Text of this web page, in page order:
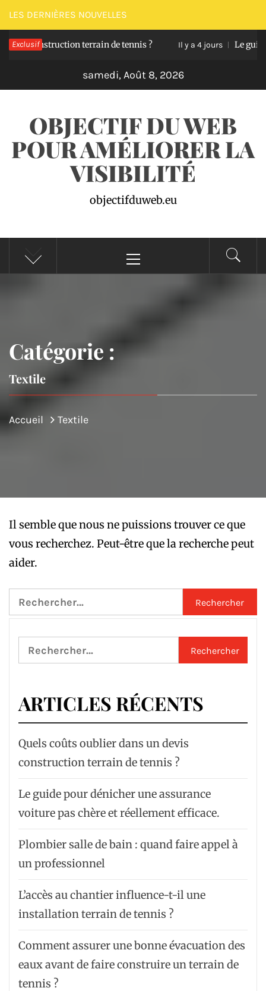
Passer
au
contenu
LES DERNIÈRES NOUVELLES
Exclusif
construction terrain de tennis ? Il y a 4 jours Le guide pour
samedi, Août 8, 2026
OBJECTIF DU WEB
POUR AMÉLIORER LA
VISIBILITÉ
objectifduweb.eu
principal
Catégorie :
Textile
Accueil Textile
Il semble que nous ne puissions trouver ce que
vous recherchez. Peut-être que la recherche peut
aider.
Rechercher :
Rechercher :
ARTICLES RÉCENTS
Quels coûts oublier dans un devis
construction terrain de tennis ?
Le guide pour dénicher une assurance
voiture pas chère et réellement efficace.
Plombier salle de bain : quand faire appel à
un professionnel
L’accès au chantier influence-t-il une
installation terrain de tennis ?
Comment assurer une bonne évacuation des
eaux avant de faire construire un terrain de
tennis ?